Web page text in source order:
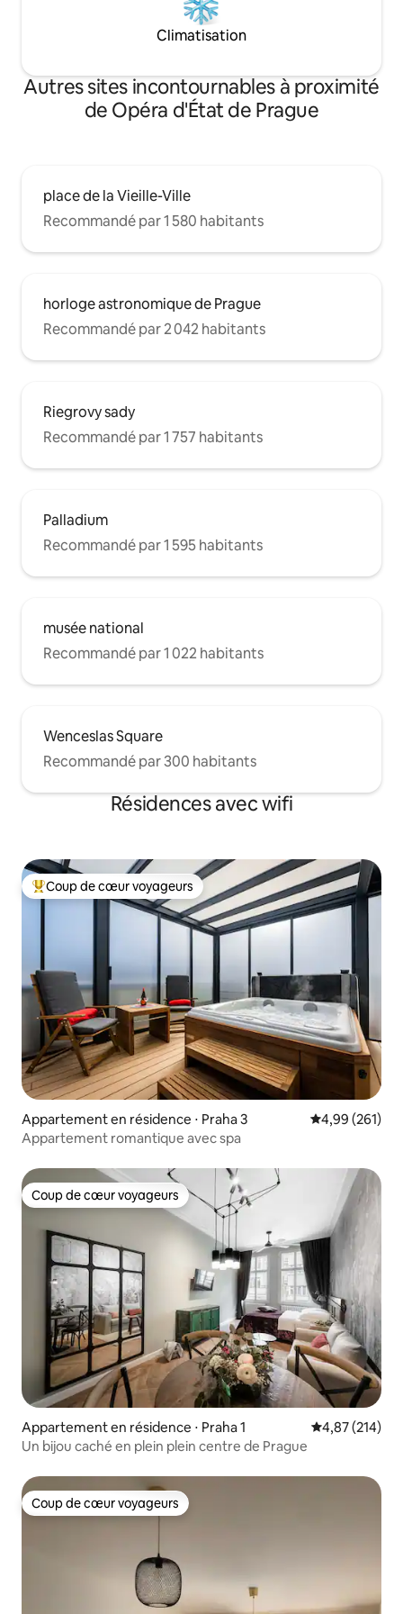
Climatisation
Autres sites incontournables à proximité
de Opéra d'État de Prague
place de la Vieille-Ville
Recommandé par 1 580 habitants
horloge astronomique de Prague
Recommandé par 2 042 habitants
Riegrovy sady
Recommandé par 1 757 habitants
Palladium
Recommandé par 1 595 habitants
musée national
Recommandé par 1 022 habitants
Wenceslas Square
Recommandé par 300 habitants
Résidences avec wifi
Coups de cœur voyageurs les plus appréciés
Coup de cœur voyageurs
Appartement en résidence ⋅ Praha 3 Évaluation
4,99 (261)
Appartement romantique avec spa
Coup de cœur voyageurs
Coup de cœur voyageurs
Appartement en résidence ⋅ Praha 1 Évaluation
4,87 (214)
Un bijou caché en plein plein centre de Prague
Coup de cœur voyageurs
Coup de cœur voyageurs